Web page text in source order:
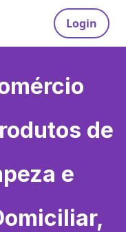
Login
de
e